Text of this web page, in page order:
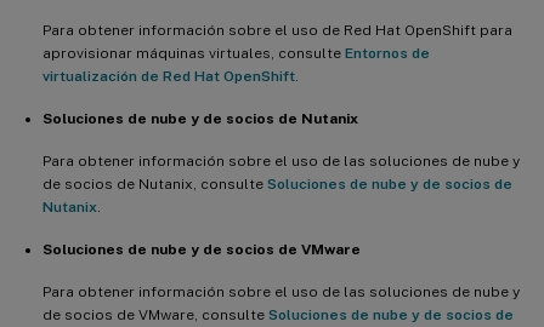
Para obtener información sobre el uso de Red Hat OpenShift para
aprovisionar máquinas virtuales, consulte Entornos de
virtualización de Red Hat OpenShift
Soluciones de nube y de socios de Nutanix
Para obtener información sobre el uso de las soluciones de nube y
de socios de Nutanix, consulte Soluciones de nube y de socios de
Nutanix
Soluciones de nube y de socios de VMware
Para obtener información sobre el uso de las soluciones de nube y
de socios de VMware, consulte Soluciones de nube y de socios de